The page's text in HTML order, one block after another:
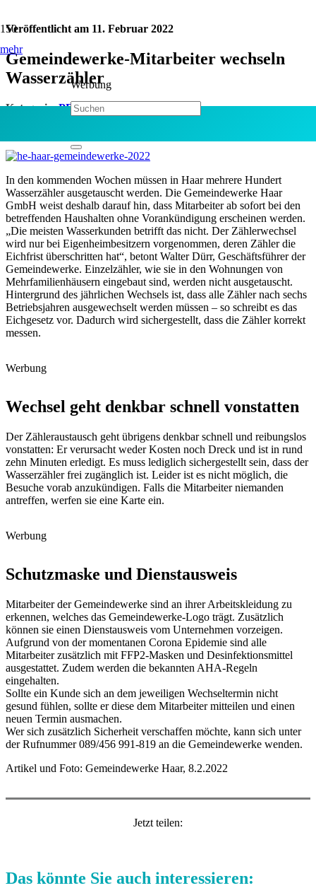
mehr
Werbung
Veröffentlicht am 11. Februar 2022
Gemeindewerke-Mitarbeiter wechseln
Wasserzähler
Kategorie:PR-Anzeige
In den kommenden Wochen müssen in Haar mehrere Hundert
Wasserzähler ausgetauscht werden. Die Gemeindewerke Haar
GmbH weist deshalb darauf hin, dass Mitarbeiter ab sofort bei den
betreffenden Haushalten ohne Vorankündigung erscheinen werden.
„Die meisten Wasserkunden betrifft das nicht. Der Zählerwechsel
wird nur bei Eigenheimbesitzern vorgenommen, deren Zähler die
Eichfrist überschritten hat“, betont Walter Dürr, Geschäftsführer der
Gemeindewerke. Einzelzähler, wie sie in den Wohnungen von
Mehrfamilienhäusern eingebaut sind, werden nicht ausgetauscht.
Hintergrund des jährlichen Wechsels ist, dass alle Zähler nach sechs
Betriebsjahren ausgewechselt werden müssen – so schreibt es das
Eichgesetz vor. Dadurch wird sichergestellt, dass die Zähler korrekt
messen.
Werbung
Wechsel geht denkbar schnell vonstatten
Der Zähleraustausch geht übrigens denkbar schnell und reibungslos
vonstatten: Er verursacht weder Kosten noch Dreck und ist in rund
zehn Minuten erledigt. Es muss lediglich sichergestellt sein, dass der
Wasserzähler frei zugänglich ist. Leider ist es nicht möglich, die
Besuche vorab anzukündigen. Falls die Mitarbeiter niemanden
antreffen, werfen sie eine Karte ein.
Werbung
Schutzmaske und Dienstausweis
Mitarbeiter der Gemeindewerke sind an ihrer Arbeitskleidung zu
erkennen, welches das Gemeindewerke-Logo trägt. Zusätzlich
können sie einen Dienstausweis vom Unternehmen vorzeigen.
Aufgrund von der momentanen Corona Epidemie sind alle
Mitarbeiter zusätzlich mit FFP2-Masken und Desinfektionsmittel
ausgestattet. Zudem werden die bekannten AHA-Regeln
eingehalten.
Sollte ein Kunde sich an dem jeweiligen Wechseltermin nicht
gesund fühlen, sollte er diese dem Mitarbeiter mitteilen und einen
neuen Termin ausmachen.
Wer sich zusätzlich Sicherheit verschaffen möchte, kann sich unter
der Rufnummer 089/456 991-819 an die Gemeindewerke wenden.
Artikel und Foto: Gemeindewerke Haar, 8.2.2022
Jetzt teilen:
Das könnte Sie auch interessieren: